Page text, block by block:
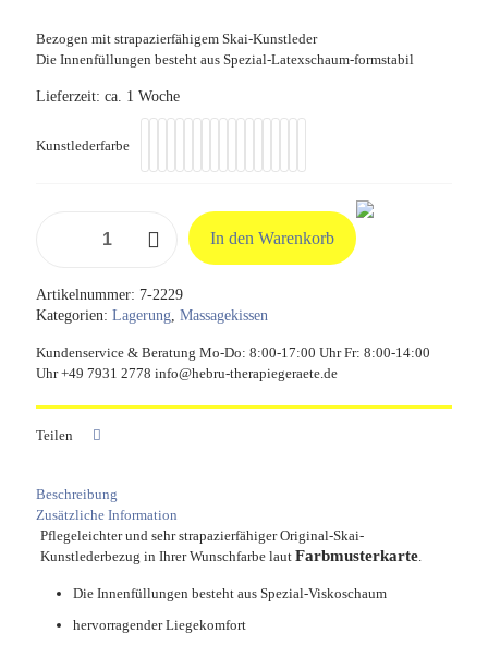
Bezogen mit strapazierfähigem Skai-Kunstleder
Die Innenfüllungen besteht aus Spezial-Latexschaum-formstabil
Lieferzeit: ca. 1 Woche
Kunstlederfarbe
28
x
7
cm
In den Warenkorb
Artikelnummer: 7-2229
Kategorien: Lagerung, Massagekissen
Kundenservice & Beratung Mo-Do: 8:00-17:00 Uhr Fr: 8:00-14:00
Uhr +49 7931 2778 info@hebru-therapiegeraete.de
Teilen
Beschreibung
Zusätzliche Information
Pflegeleichter und sehr strapazierfähiger Original-Skai-
Kunstlederbezug in Ihrer Wunschfarbe laut Farbmusterkarte.
Die Innenfüllungen besteht aus Spezial-Viskoschaum
hervorragender Liegekomfort